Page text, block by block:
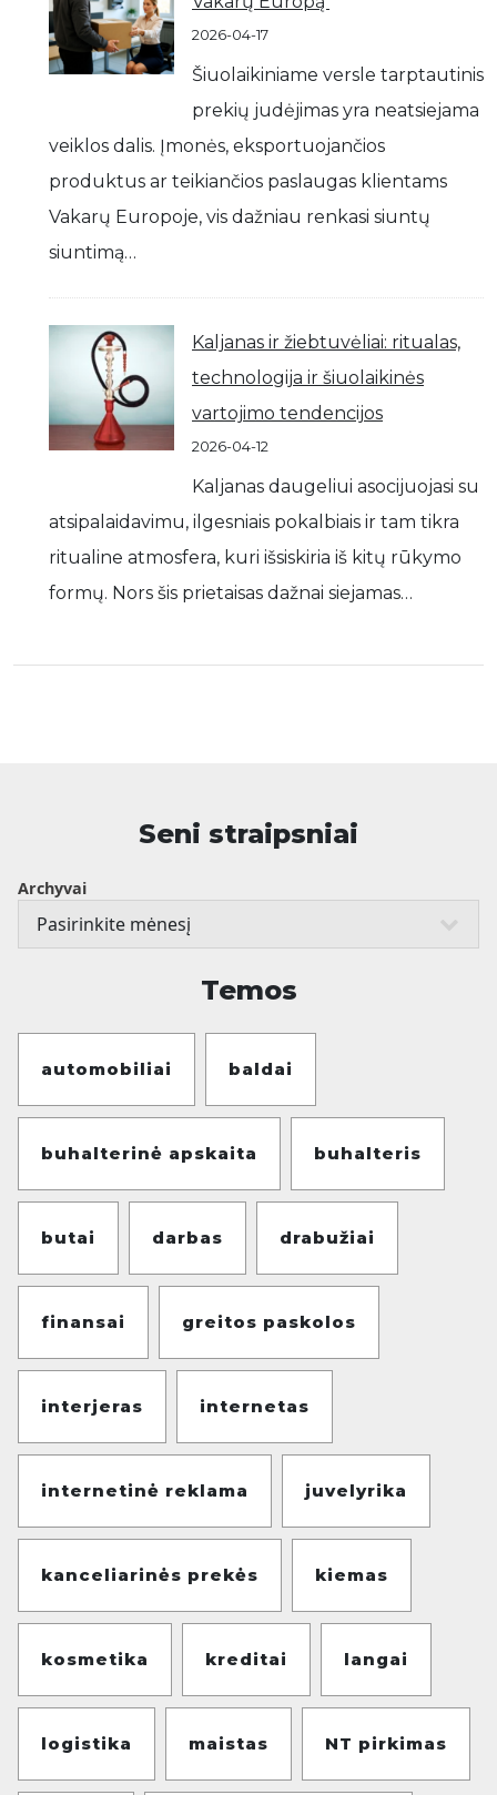
2026-04-17
Šiuolaikiniame versle tarptautinis
prekių judėjimas yra neatsiejama
veiklos dalis. Įmonės, eksportuojančios
produktus ar teikiančios paslaugas klientams
Vakarų Europoje, vis dažniau renkasi siuntų
siuntimą…
Kaljanas ir žiebtuvėliai: ritualas,
technologija ir šiuolaikinės
vartojimo tendencijos
2026-04-12
Kaljanas daugeliui asocijuojasi su
atsipalaidavimu, ilgesniais pokalbiais ir tam tikra
ritualine atmosfera, kuri išsiskiria iš kitų rūkymo
formų. Nors šis prietaisas dažnai siejamas…
Seni straipsniai
Archyvai
Temos
automobiliai baldai
buhalterinė apskaita buhalteris
butai darbas drabužiai
finansai greitos paskolos
interjeras internetas
internetinė reklama juvelyrika
kanceliarinės prekės kiemas
kosmetika kreditai langai
logistika maistas NT pirkimas